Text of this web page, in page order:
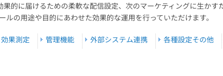
認証サービス
的に届けるための柔軟な配信設定、次のマーケティングに生かす
ルの用途や目的にあわせた効果的な運用を行っていただけます。
効果測定 管理機能 外部システム連携
各種設定その他